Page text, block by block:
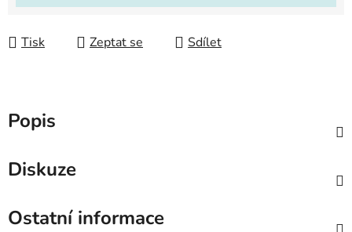
Tisk Zeptat se Sdílet
Popis
Diskuze
Ostatní informace